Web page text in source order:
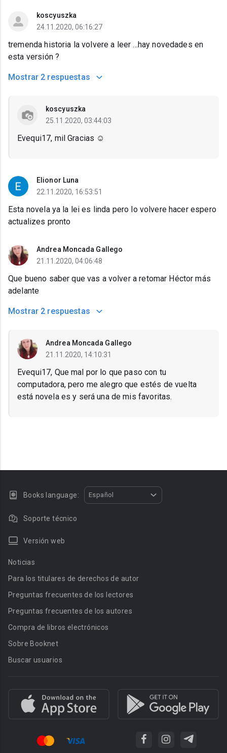
koscyuszka
24.11.2020, 06:16:27
tremenda historia la volvere a leer ...hay novedades en
esta versión ?
Mostrar 2 respuestas
koscyuszka
25.11.2020, 03:44:03
Evequi17, mil Gracias ☺️
Elionor Luna
22.11.2020, 16:53:51
Esta novela ya la lei es linda pero lo volvere hacer espero
actualizes pronto
Andrea Moncada Gallego
21.11.2020, 04:06:48
Que bueno saber que vas a volver a retomar Héctor más
adelante
Mostrar 2 respuestas
Andrea Moncada Gallego
21.11.2020, 14:10:31
Evequi17, Que mal por lo que paso con tu
computadora, pero me alegro que estés de vuelta
está novela es y será una de mis favoritas.
Books language: Español
Soporte técnico
Versión web
Noticias
Para los titulares de derechos de autor
Preguntas frecuentes de los lectores
Preguntas frecuentes de los autores
Compra de libros electrónicos
Sobre Booknet
Buscar usuarios